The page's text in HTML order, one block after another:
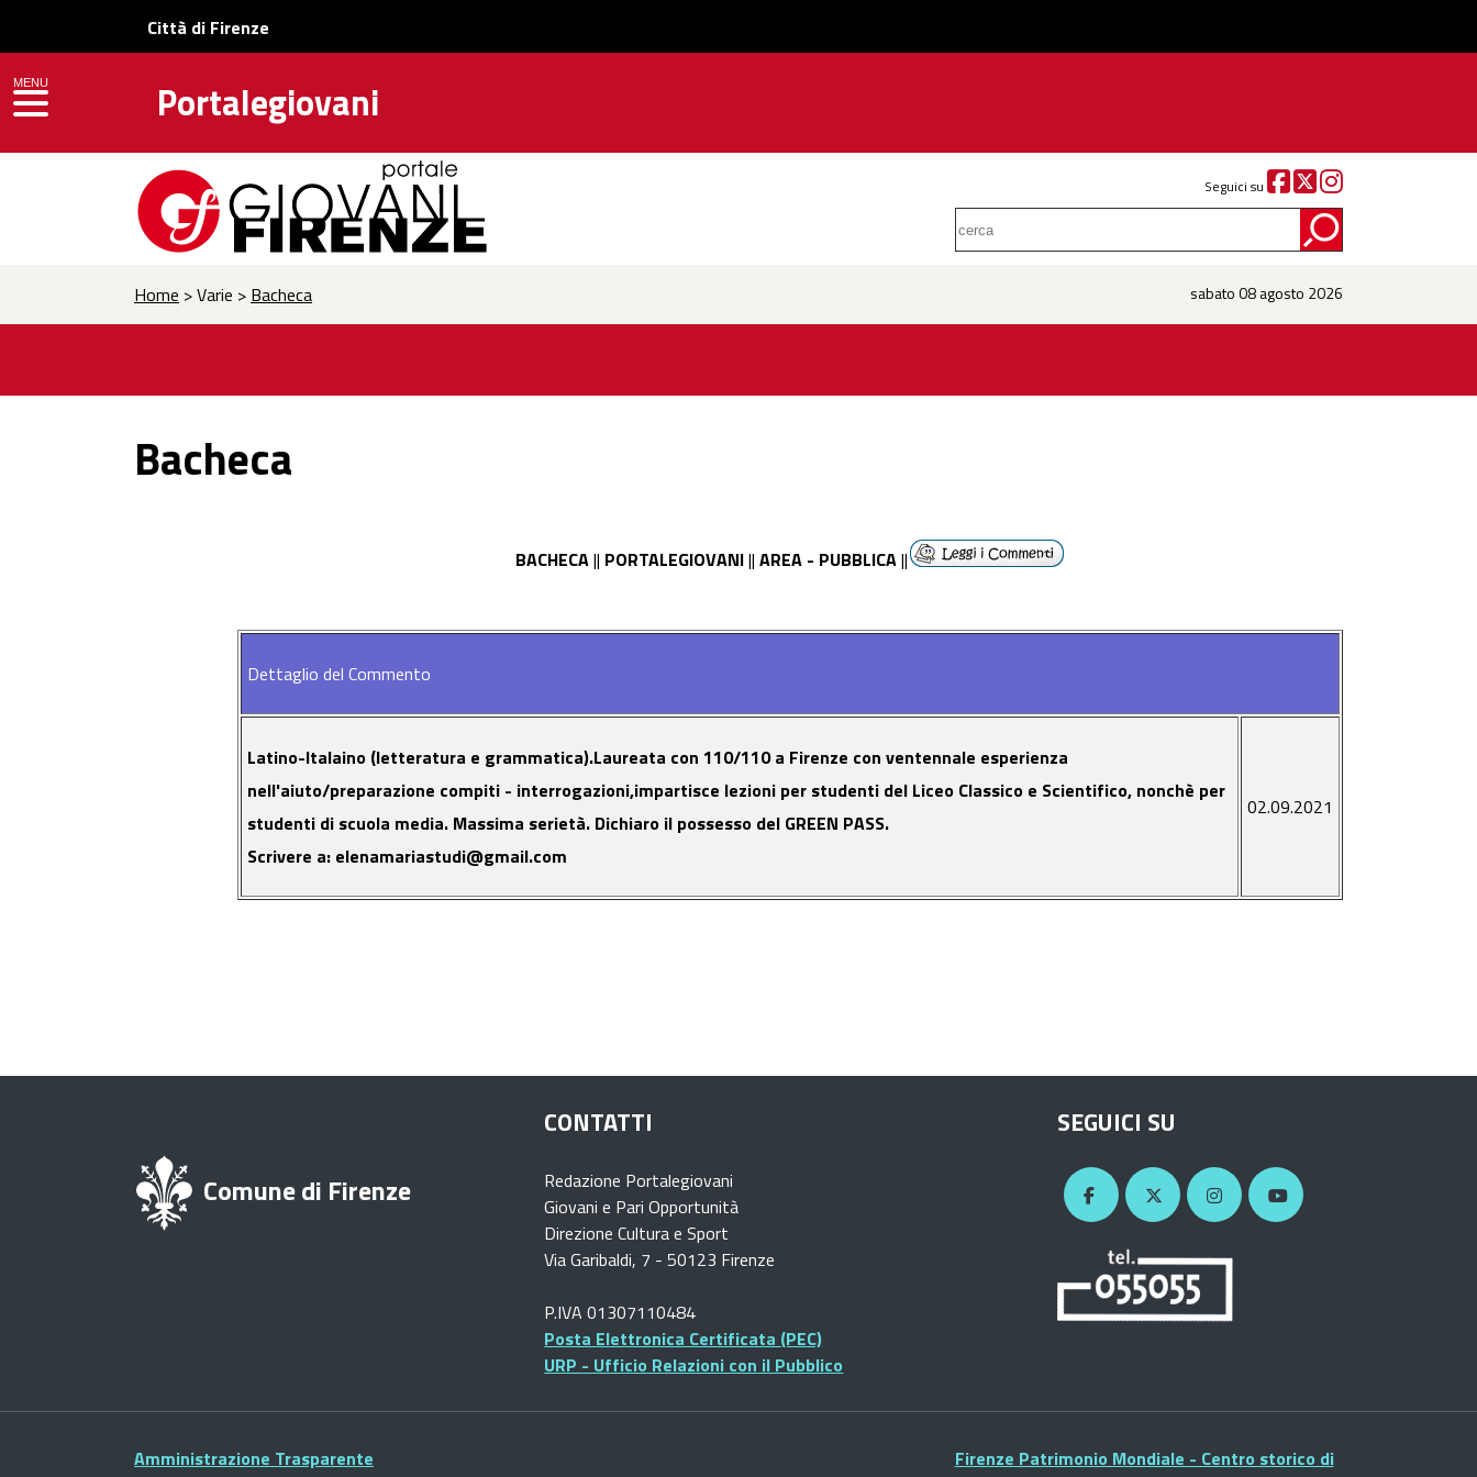
Città di Firenze
Portalegiovani
Seguici su
MENU
toggle navigation
Home > Varie > Bacheca sabato 08 agosto 2026
Bacheca
BACHECA|| PORTALEGIOVANI|| AREA - PUBBLICA||
Dettaglio del Commento
Latino-Italaino (letteratura e grammatica).Laureata con 110/110 a Firenze con ventennale esperienza
nell'aiuto/preparazione compiti - interrogazioni,impartisce lezioni per studenti del Liceo Classico e Scientifico, nonchè per
studenti di scuola media. Massima serietà. Dichiaro il possesso del GREEN PASS.
Scrivere a: elenamariastudi@gmail.com
02.09.2021
Comune di Firenze
CONTATTI
Redazione Portalegiovani
Giovani e Pari Opportunità
Direzione Cultura e Sport
Via Garibaldi, 7 - 50123 Firenze
P.IVA 01307110484
Posta Elettronica Certificata (PEC)
URP - Ufficio Relazioni con il Pubblico
SEGUICI SU
Amministrazione Trasparente
Firenze Patrimonio Mondiale - Centro storico di